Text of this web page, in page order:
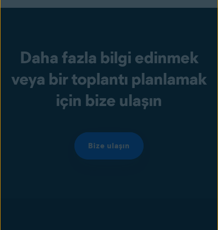
Daha fazla bilgi edinmek
veya bir toplantı planlamak
için bize ulaşın
Bize ulaşın